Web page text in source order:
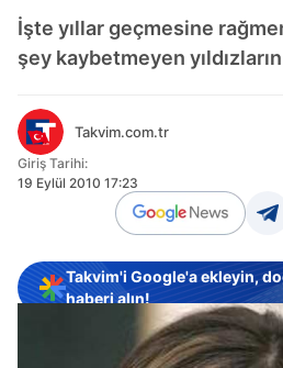
İşte yıllar geçmesine
şey kaybetmeyen yıldızların
Takvim.com.tr
Giriş Tarihi:
19 Eylül 2010 17:23
Takvim'i Google'a ekleyin,
haberi alın!